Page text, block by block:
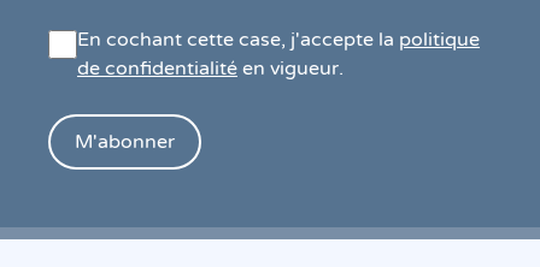
En cochant cette case, j'accepte la politique
de confidentialité en vigueur.